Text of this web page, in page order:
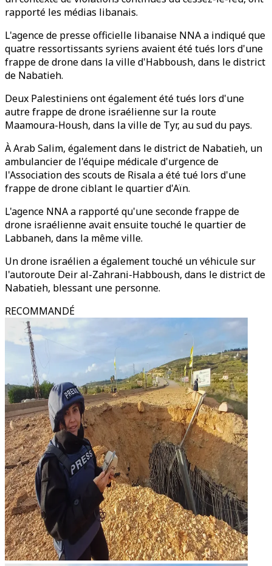
rapporté les médias libanais.
L'agence de presse officielle libanaise NNA a indiqué que
quatre ressortissants syriens avaient été tués lors d'une
frappe de drone dans la ville d'Habboush, dans le district
de Nabatieh.
Deux Palestiniens ont également été tués lors d'une
autre frappe de drone israélienne sur la route
Maamoura-Housh, dans la ville de Tyr, au sud du pays.
À Arab Salim, également dans le district de Nabatieh, un
ambulancier de l'équipe médicale d'urgence de
l'Association des scouts de Risala a été tué lors d'une
frappe de drone ciblant le quartier d'Aïn.
L'agence NNA a rapporté qu'une seconde frappe de
drone israélienne avait ensuite touché le quartier de
Labbaneh, dans la même ville.
Un drone israélien a également touché un véhicule sur
l'autoroute Deir al-Zahrani-Habboush, dans le district de
Nabatieh, blessant une personne.
RECOMMANDÉ